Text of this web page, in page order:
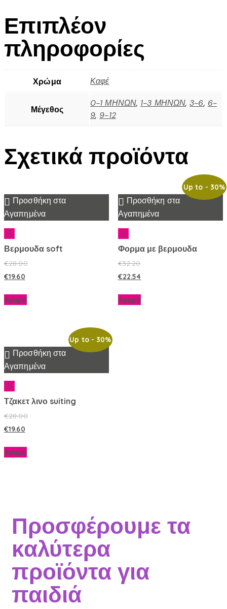
Επιπλέον
πληροφορίες
Χρώμα Καφέ
Μέγεθος
0-1 ΜΗΝΩΝ, 1-3 ΜΗΝΩΝ,3-6, 6-
9, 9-12
Σχετικά προϊόντα
Προσθήκη στα
Αγαπημένα
Βερμουδα soft
€28.00
€19.60
Αγορά
Up to - 30%
Προσθήκη στα
Αγαπημένα
Φορμα με βερμουδα
€32.20
€22.54
Αγορά
Up to- 30%
Προσθήκη στα
Αγαπημένα
Τζακετ λινο suiting
€28.00
€19.60
Αγορά
Προσφέρουμε τα
καλύτερα
προϊόντα για
παιδιά